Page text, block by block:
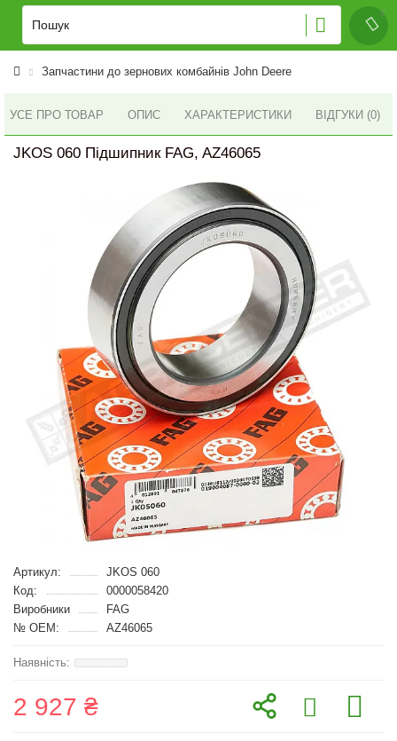
Запчастини до зернових комбайнів John Deere
УСЕ ПРО ТОВАР ОПИС ХАРАКТЕРИСТИКИ ВІДГУКИ (0)
JKOS 060 Підшипник FAG, AZ46065
Артикул:
JKOS 060
Код:
0000058420
Виробники
FAG
№ OEM:
AZ46065
2 927 ₴